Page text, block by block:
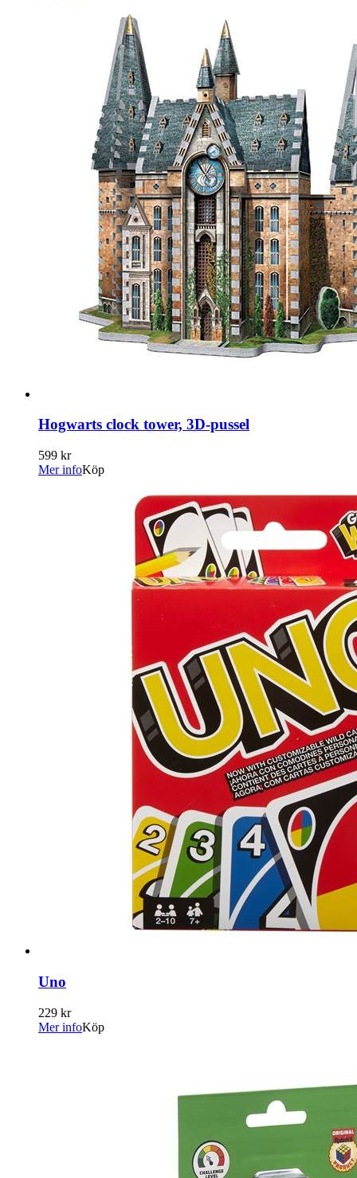
Hogwarts clock tower, 3D-pussel
599 kr
Mer infoKöp
Uno
229 kr
Mer infoKöp